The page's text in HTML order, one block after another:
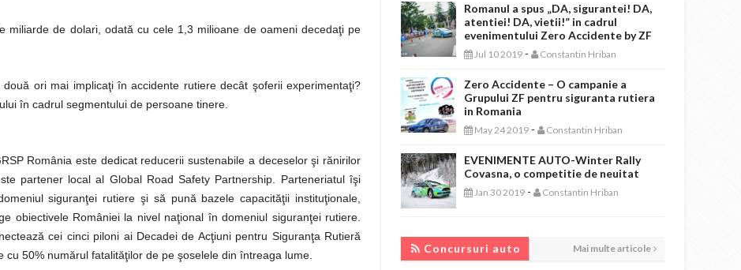
miliarde de dolari, odată cu cele 1,3 milioane de oameni decedaţi pe
ori mai implicaţi în accidente rutiere decât şoferii experimentaţi?
în cadrul segmentului de persoane tinere.
România este dedicat reducerii sustenabile a deceselor şi rănirilor
partener local al Global Road Safety Partnership. Parteneriatul îşi
siguranţei rutiere şi să pună bazele capacităţii instituţionale,
obiectivele României la nivel naţional în domeniul siguranţei rutiere.
cei cinci piloni ai Decadei de Acţiuni pentru Siguranţa Rutieră
50% numărul fatalităţilor de pe şoselele din întreaga lume.
Romanul a spus „DA, sigurantei! DA,
atentiei! DA, vietii!” in cadrul
evenimentului Zero Accidente by ZF
Jul 10 2019 - Constantin Hriban
Zero Accidente – O campanie a
Grupului ZF pentru siguranta rutiera
in Romania
May 24 2019 - Constantin Hriban
EVENIMENTE AUTO-Winter Rally
Covasna, o competitie de neuitat
Jan 30 2019 - Constantin Hriban
Concursuri auto Mai multe articole